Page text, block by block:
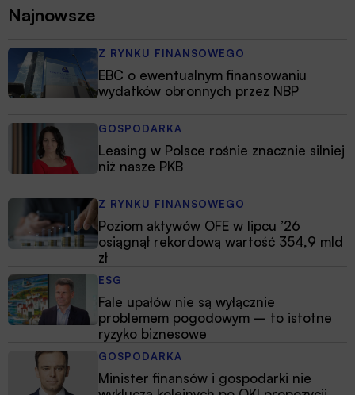
Najnowsze
Z RYNKU FINANSOWEGO
EBC o ewentualnym finansowaniu
wydatków obronnych przez NBP
GOSPODARKA
Leasing w Polsce rośnie znacznie silniej
niż nasze PKB
Z RYNKU FINANSOWEGO
Poziom aktywów OFE w lipcu ’26
osiągnął rekordową wartość 354,9 mld
zł
ESG
Fale upałów nie są wyłącznie
problemem pogodowym – to istotne
ryzyko biznesowe
GOSPODARKA
Minister finansów i gospodarki nie